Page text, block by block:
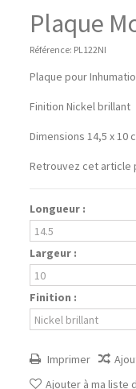
Plaque
Référence: PL122NI
Plaque pour
Finition Nickel brillant
Dimensions 14,5 x 10
Retrouvez cet article
Longueur :
Largeur :
Finition :
Imprimer
Ajouter à ma liste